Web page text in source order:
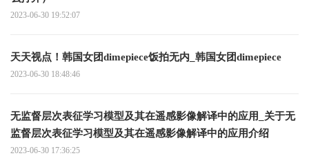
2023-06-30 19:52:07
天天视点！韩国女团dimepiece饭拍无内_韩国女团dimepiece
2023-06-30 18:48:46
无监督层次表征学习模型及其在遥感影像解译中的应用_关于无
监督层次表征学习模型及其在遥感影像解译中的应用介绍
2023-06-30 17:36:25